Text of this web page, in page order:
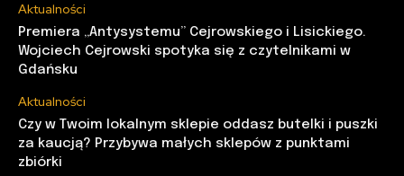
Aktualności
Premiera „Antysystemu” Cejrowskiego i Lisickiego.
Wojciech Cejrowski spotyka się z czytelnikami w
Gdańsku
Aktualności
Czy w Twoim lokalnym sklepie oddasz butelki i puszki
za kaucją? Przybywa małych sklepów z punktami
zbiórki